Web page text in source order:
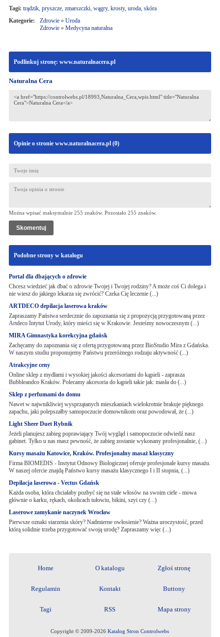
Tagi: trądzik, pryszcze, zmarszczki, wągry, krosty, uroda, skóra
Kategorie:
Zdrowie» Uroda
Zdrowie» Medycyna naturalna
Podlinkuj stronę: www.naturalnacera.pl
Naturalna Cera
Opinie o stronie www.naturalnacera.pl (0)
Można wpisać maksymalnie 255 znaków. Pozostało 255 znaków.
Podobne strony w katalogu
Portal dla dbających o zdrowie
Chcesz wiedzieć jak dbać o zdrowie Twojej i Twojej rodziny? A może coś Ci dolega i
nie wiesz do jakiego lekarza się zwrócić? Czeka Cię leczenie (...)
ARTDECO depilacja laserowa kraków
Zapraszamy Państwa serdecznie do zapoznania się z propozycją przygotowaną przez
Artdeco Intytut Urody, który mieści się w Krakowie. Jesteśmy nowoczesnym (...)
MIRA Gimnastyka korekcyjna gdańsk
Zachęcamy do zapoznania się z ofertą przygotowaną przez BioStudio Mira z Gdańska.
W naszym studiu proponujemy Państwu przeróżnego rodzaju aktywność (...)
Atrakcyjne ceny
Online sklep z mydłami i wysokiej jakości akcesoriami do kąpieli - zaprasza
Bubbleandco Kraków. Polecamy akcesoria do kąpieli takie jak: masła do (...)
Sklep z perfumami do domu
Nawet w najwnikliwiej wysprzątanych mieszkaniach wielokrotnie brakuje pięknego
zapachu, jaki polepszałby samopoczucie domownikom oraz powodował, że (...)
Light Sheer Duet Rybnik
Jeżeli planujesz zabieg poprawiający Twój wygląd i samopoczucie odwiedź nasz
gabinet. Tylko u nas masz pewność, że zabieg zostanie wykonany profesjonalnie, (...)
Kursy masażu Katowice, Kraków. Profesjonalny masaż klasyczny
Firma BIOMEDIS - Instytut Odnowy Biologicznej oferuje profesjonale kursy masażu.
W naszej ofercie znajdą Państwo kursy masażu klasycznego I i II stopnia, (...)
Depilacja laserowa - Vectus Gdańsk
Każda osoba, która chciałaby pozbyć się na stałe włosów na swoim ciele - mowa
głównie o karku, rękach, okolicach tułowiu, bikini, szyi czy (...)
Laserowe zamykanie naczynek Wrocław
Pierwsze oznaki starzenia skóry? Nadmierne owłosienie? Ważna uroczystość, przed
którą solidnie trzeba przygotować swoją urodę? Zapraszamy więc (...)
Home O katalogu Zgłoś stronę
Regulamin Kontakt Buttony
Tagi RSS Mapa strony
Copyright © 2009-2026Katalog Stron Controlwebs